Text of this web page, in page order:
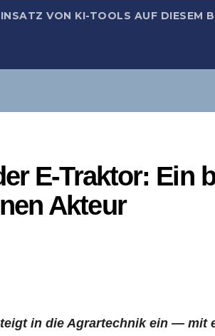
VON KI-TOOLS AUF DIESEM
E-Traktor: Ein
Akteur
in die Agrartechnik ein — mit